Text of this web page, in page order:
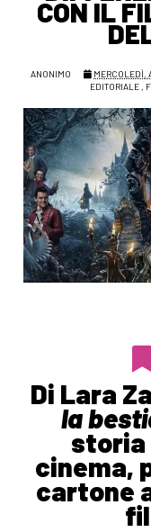
CON IL
ANONIMO MERCOLEDÌ,
EDITORIALE,
Di Lara
la
storia
cinema,
cartone